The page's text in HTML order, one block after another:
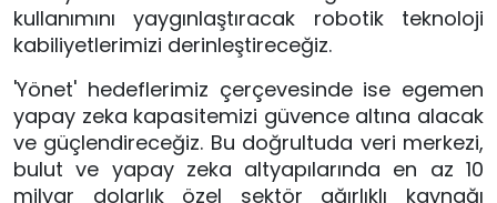
kullanımını yaygınlaştıracak robotik teknoloji
kabiliyetlerimizi derinleştireceğiz.
'Yönet' hedeflerimiz çerçevesinde ise egemen
yapay zeka kapasitemizi güvence altına alacak
ve güçlendireceğiz. Bu doğrultuda veri merkezi,
bulut ve yapay zeka altyapılarında en az 10
milyar dolarlık özel sektör ağırlıklı kaynağı